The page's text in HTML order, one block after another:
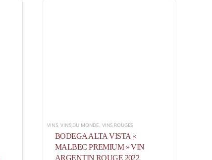
VINS,VINS DU MONDE VINS ROUGES
BODEGA ALTA VISTA «
MALBEC PREMIUM » VIN
ARGENTIN ROUGE 2022